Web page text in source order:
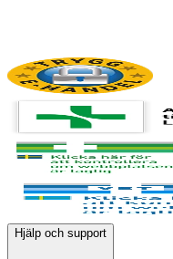
Hjälp och support